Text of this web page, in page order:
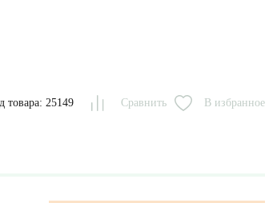
товара: 25149 Сравнить В избранное